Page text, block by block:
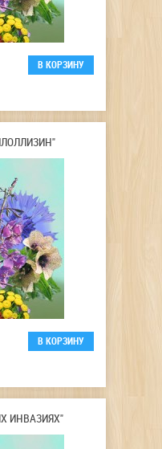
ИНВАЗИЯХ"